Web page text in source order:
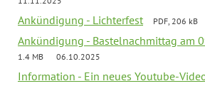
Ankündigung - Lichterfest PDF, 206 kB
Ankündigung - Bastelnachmittag am
1.4 MB
06.10.2025
Information - Ein neues Youtube-